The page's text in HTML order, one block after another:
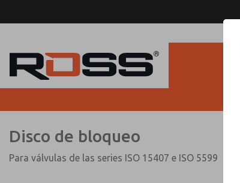
Disco de bloqueo
Para válvulas de las series ISO 15407 e ISO 5599